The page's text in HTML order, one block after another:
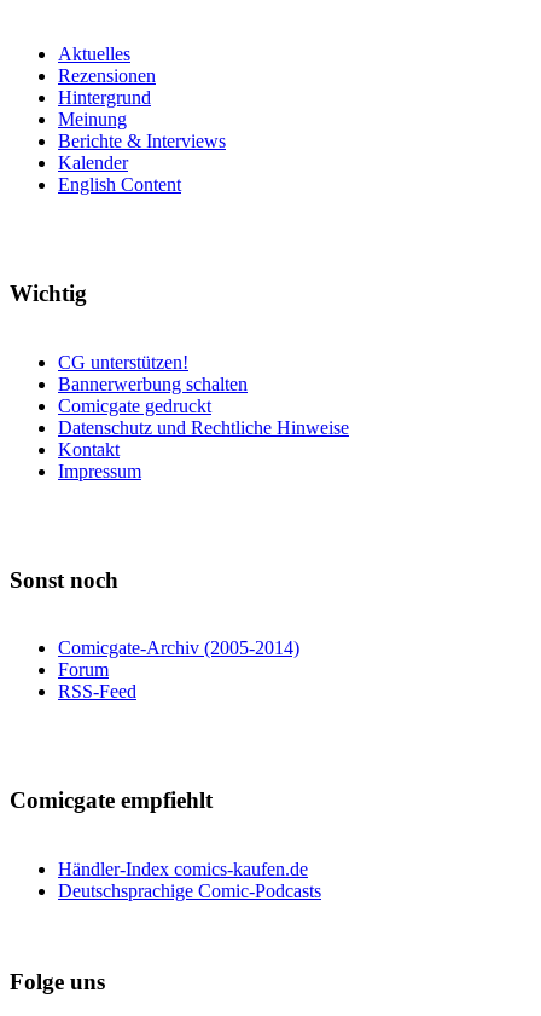
Aktuelles
Rezensionen
Hintergrund
Meinung
Berichte & Interviews
Kalender
English Content
Wichtig
CG unterstützen!
Bannerwerbung schalten
Comicgate gedruckt
Datenschutz und Rechtliche Hinweise
Kontakt
Impressum
Sonst noch
Comicgate-Archiv (2005-2014)
Forum
RSS-Feed
Comicgate empfiehlt
Händler-Index comics-kaufen.de
Deutschsprachige Comic-Podcasts
Folge uns